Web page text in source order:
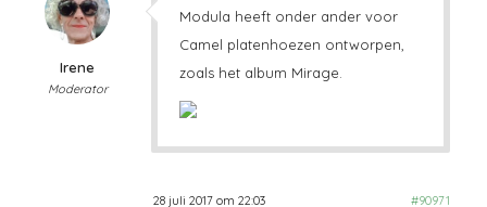
Irene
Moderator
Modula heeft onder ander voor
Camel platenhoezen ontworpen,
zoals het album Mirage.
28 juli 2017 om 22:03 #90971